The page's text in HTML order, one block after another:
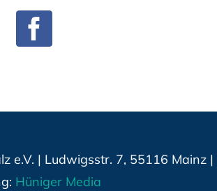
e.V. | Ludwigsstr. 7, 55116 Mainz |
Hüniger Media